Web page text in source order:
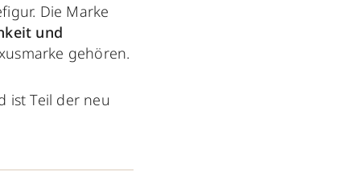
Die Marke
und
gehören.
ist Teil der neu